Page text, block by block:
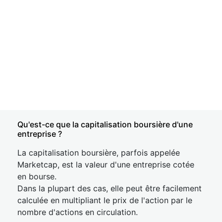
Qu'est-ce que la capitalisation boursière d'une
entreprise ?
La capitalisation boursière, parfois appelée
Marketcap, est la valeur d'une entreprise cotée
en bourse.
Dans la plupart des cas, elle peut être facilement
calculée en multipliant le prix de l'action par le
nombre d'actions en circulation.